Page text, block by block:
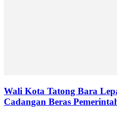
Wali Kota Tatong Bara
Cadangan Beras